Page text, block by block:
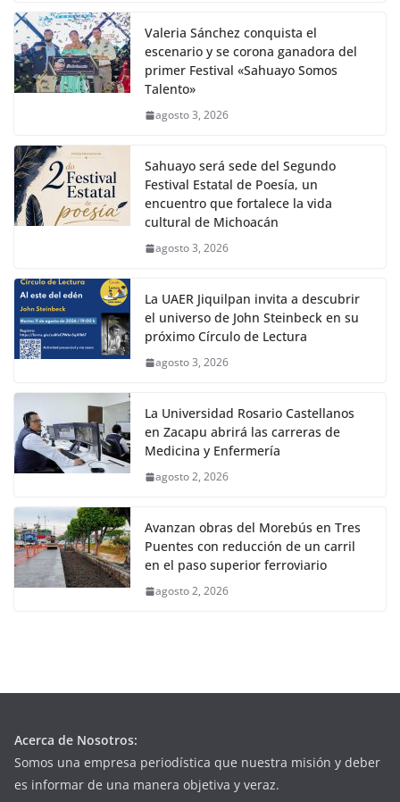
Valeria Sánchez conquista el
escenario y se corona ganadora del
primer Festival «Sahuayo Somos
Talento»
agosto 3, 2026
Sahuayo será sede del Segundo
Festival Estatal de Poesía, un
encuentro que fortalece la vida
cultural de Michoacán
agosto 3, 2026
La UAER Jiquilpan invita a descubrir
el universo de John Steinbeck en su
próximo Círculo de Lectura
agosto 3, 2026
La Universidad Rosario Castellanos
en Zacapu abrirá las carreras de
Medicina y Enfermería
agosto 2, 2026
Avanzan obras del Morebús en Tres
Puentes con reducción de un carril
en el paso superior ferroviario
agosto 2, 2026
Acerca de Nosotros:
Somos una empresa periodística que nuestra misión y deber
es informar de una manera objetiva y veraz.